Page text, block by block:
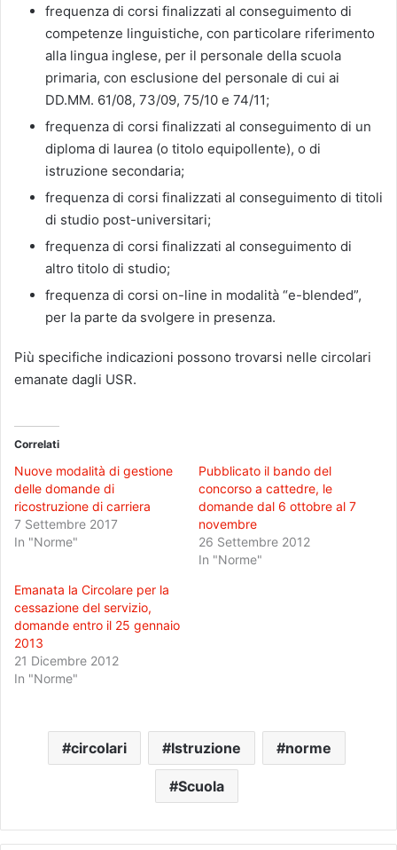
frequenza di corsi finalizzati al conseguimento di
competenze linguistiche, con particolare riferimento
alla lingua inglese, per il personale della scuola
primaria, con esclusione del personale di cui ai
DD.MM. 61/08, 73/09, 75/10 e 74/11;
frequenza di corsi finalizzati al conseguimento di un
diploma di laurea (o titolo equipollente), o di
istruzione secondaria;
frequenza di corsi finalizzati al conseguimento di titoli
di studio post-universitari;
frequenza di corsi finalizzati al conseguimento di
altro titolo di studio;
frequenza di corsi on-line in modalità “e-blended”,
per la parte da svolgere in presenza.
Più specifiche indicazioni possono trovarsi nelle circolari
emanate dagli USR.
Correlati
Nuove modalità di gestione
delle domande di
ricostruzione di carriera
7 Settembre 2017
In "Norme"
Pubblicato il bando del
concorso a cattedre, le
domande dal 6 ottobre al 7
novembre
26 Settembre 2012
In "Norme"
Emanata la Circolare per la
cessazione del servizio,
domande entro il 25 gennaio
2013
21 Dicembre 2012
In "Norme"
circolari Istruzione norme
Scuola